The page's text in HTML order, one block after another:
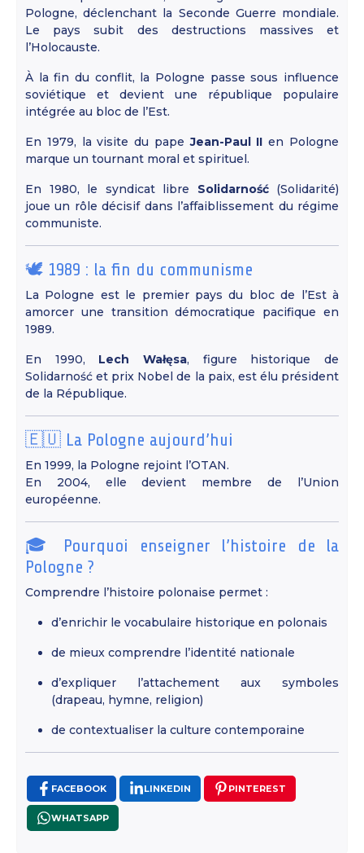
Pologne, déclenchant la Seconde Guerre mondiale.
Le pays subit des destructions massives et
l’Holocauste.
À la fin du conflit, la Pologne passe sous influence
soviétique et devient une république populaire
intégrée au bloc de l’Est.
En 1979, la visite du papeJean-Paul II en Pologne
marque un tournant moral et spirituel.
En 1980, le syndicat libre Solidarność(Solidarité)
joue un rôle décisif dans l’affaiblissement du régime
communiste.
🕊️ 1989 : la fin du communisme
La Pologne est le premier pays du bloc de l’Est à
amorcer une transition démocratique pacifique en
1989.
En 1990, Lech Wałęsa, figure historique de
Solidarność et prix Nobel de la paix, est élu président
de la République.
🇪🇺 La Pologne aujourd’hui
En 1999, la Pologne rejoint l’OTAN.
En 2004, elle devient membre de l’Union
européenne.
🎓 Pourquoi enseigner l’histoire de la
Pologne ?
Comprendre l’histoire polonaise permet :
d’enrichir le vocabulaire historique en polonais
de mieux comprendre l’identité nationale
d’expliquer l’attachement aux symboles
(drapeau, hymne, religion)
de contextualiser la culture contemporaine
FACEBOOK LINKEDIN PINTEREST
WHATSAPP